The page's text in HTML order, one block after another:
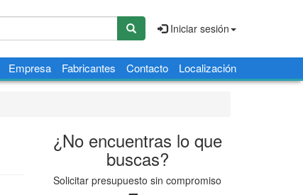
Iniciar sesión
Empresa Fabricantes Contacto Localización
¿No encuentras lo que
buscas?
Solicitar presupuesto sin compromiso